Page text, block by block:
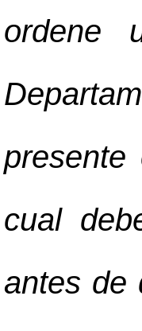
ordene
presente
cual
antes de